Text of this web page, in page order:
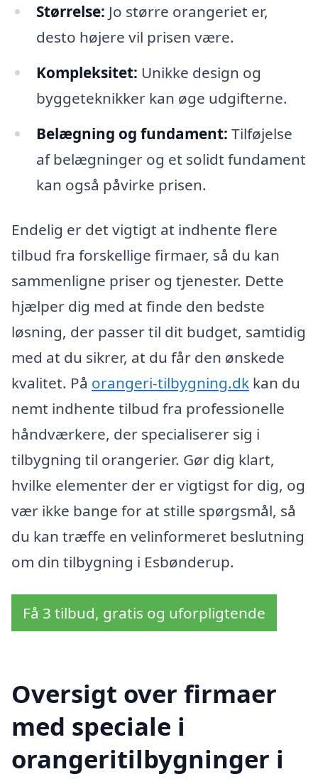
Størrelse: Jo større orangeriet er,
desto højere vil prisen være.
Kompleksitet: Unikke design og
byggeteknikker kan øge udgifterne.
Belægning og fundament: Tilføjelse
af belægninger og et solidt fundament
kan også påvirke prisen.
Endelig er det vigtigt at indhente flere
tilbud fra forskellige firmaer, så du kan
sammenligne priser og tjenester. Dette
hjælper dig med at finde den bedste
løsning, der passer til dit budget, samtidig
med at du sikrer, at du får den ønskede
kvalitet. På orangeri-tilbygning.dk kan du
nemt indhente tilbud fra professionelle
håndværkere, der specialiserer sig i
tilbygning til orangerier. Gør dig klart,
hvilke elementer der er vigtigst for dig, og
vær ikke bange for at stille spørgsmål, så
du kan træffe en velinformeret beslutning
om din tilbygning i Esbønderup.
Få 3 tilbud, gratis og uforpligtende
Oversigt over firmaer
med speciale i
orangeritilbygninger i